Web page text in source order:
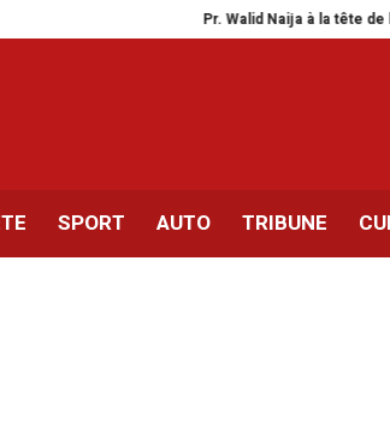
Pr. Walid Naija à la tête de la
SPORT AUTO TRIBUNE